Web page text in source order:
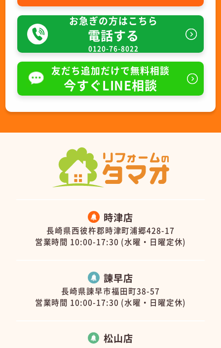
お急ぎの方はこちら
電話する
0120-76-8022
友だち追加だけで無料相談
今すぐLINE相談
時津店
長崎県西彼杵郡時津町浦郷428-17
営業時間 10:00-17:30 (水曜・日曜定休)
諫早店
長崎県諫早市福田町38-57
営業時間 10:00-17:30 (水曜・日曜定休)
松山店